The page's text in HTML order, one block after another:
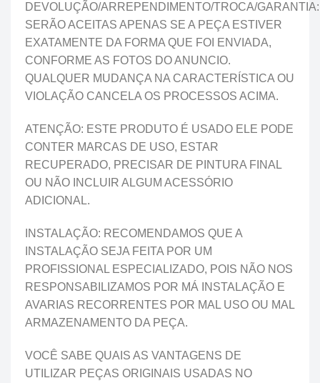
DEVOLUÇÃO/ARREPENDIMENTO/TROCA/GARANTIA:
SERÃO ACEITAS APENAS SE A PEÇA ESTIVER
EXATAMENTE DA FORMA QUE FOI ENVIADA,
CONFORME AS FOTOS DO ANUNCIO.
QUALQUER MUDANÇA NA CARACTERÍSTICA OU
VIOLAÇÃO CANCELA OS PROCESSOS ACIMA.
ATENÇÃO: ESTE PRODUTO É USADO ELE PODE
CONTER MARCAS DE USO, ESTAR
RECUPERADO, PRECISAR DE PINTURA FINAL
OU NÃO INCLUIR ALGUM ACESSÓRIO
ADICIONAL.
INSTALAÇÃO: RECOMENDAMOS QUE A
INSTALAÇÃO SEJA FEITA POR UM
PROFISSIONAL ESPECIALIZADO, POIS NÃO NOS
RESPONSABILIZAMOS POR MÁ INSTALAÇÃO E
AVARIAS RECORRENTES POR MAL USO OU MAL
ARMAZENAMENTO DA PEÇA.
VOCÊ SABE QUAIS AS VANTAGENS DE
UTILIZAR PEÇAS ORIGINAIS USADAS NO